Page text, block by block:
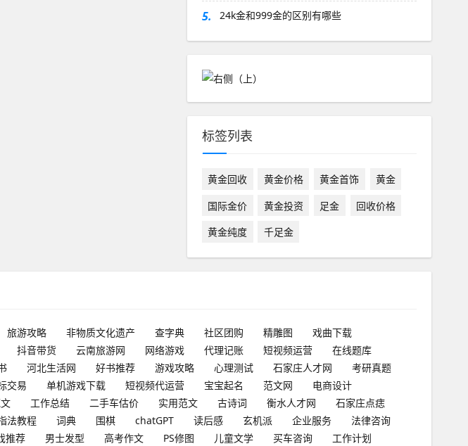
5. 24k金和999金的区别有哪些
标签列表
黄金回收 黄金价格 黄金首饰
黄金
国际金价
黄金投资 足金
回收价格
黄金纯度
千足金
旅游攻略 非物质文化遗产 查字典 社区团购 精雕图
戏曲下载
抖音带货 云南旅游网 网络游戏 代理记账 短视频运营
在线题库
河北生活网 好书推荐 游戏攻略 心理测试 石家庄人才网
考研真题
交易 单机游戏下载 短视频代运营 宝宝起名 范文网
电商设计
工作总结 二手车估价 实用范文 古诗词 衡水人才网
石家庄点痣
法教程 词典 围棋 chatGPT 读后感 玄机派 企业服务
法律咨询
推荐 男士发型 高考作文 PS修图 儿童文学 买车咨询 工作计划